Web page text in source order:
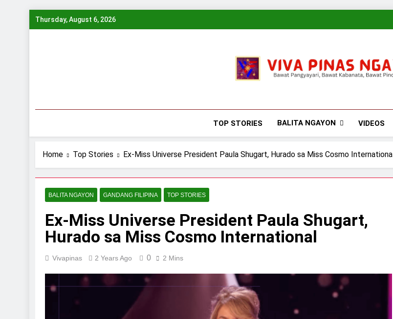
Skip
Thursday, August 6, 2026
Viva Pinas
TOP STORIES BALITA NGAYON VIDEOS
Home Top Stories Ex-Miss Universe President Paula Shugart, Hurado sa Miss Cosmo International
BALITA NGAYON GANDANG FILIPINA TOP STORIES
Ex-Miss Universe President Paula Shugart,
Hurado sa Miss Cosmo International
Vivapinas 2 Years Ago 0 2 Mins